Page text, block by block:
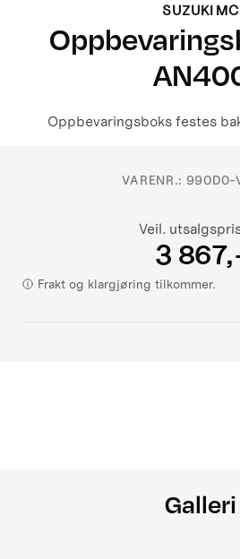
SUZUKI MC
Oppbevaringsboks festes
VARENR.: 990D0-
Veil.
3
Frakt og klargjøring tilkommer.
Galleri